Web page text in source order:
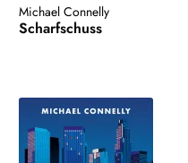
Michael Connelly
Scharfschuss